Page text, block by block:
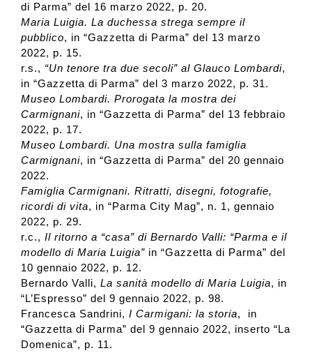
di Parma” del 16 marzo 2022, p. 20.
Maria Luigia. La duchessa strega sempre il
pubblico, in “Gazzetta di Parma” del 13 marzo
2022, p. 15.
r.s., “Un tenore tra due secoli” al Glauco Lombardi,
in “Gazzetta di Parma” del 3 marzo 2022, p. 31.
Museo Lombardi. Prorogata la mostra dei
Carmignani, in “Gazzetta di Parma” del 13 febbraio
2022, p. 17.
Museo Lombardi. Una mostra sulla famiglia
Carmignani, in “Gazzetta di Parma” del 20 gennaio
2022.
Famiglia Carmignani. Ritratti, disegni, fotografie,
ricordi di vita, in “Parma City Mag”, n. 1, gennaio
2022, p. 29.
r.c., Il ritorno a “casa” di Bernardo Valli: “Parma e il
modello di Maria Luigia” in “Gazzetta di Parma” del
10 gennaio 2022, p. 12.
Bernardo Valli, La sanità modello di Maria Luigia, in
“L’Espresso” del 9 gennaio 2022, p. 98.
Francesca Sandrini, I Carmigani: la storia, in
“Gazzetta di Parma” del 9 gennaio 2022, inserto “La
Domenica”, p. 11.